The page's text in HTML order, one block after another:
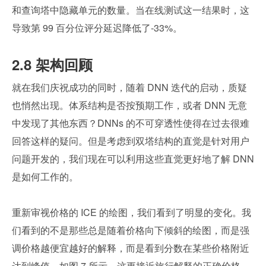
和查询塔中隐藏单元的数量。当在线测试这一结果时，这
导致第 99 百分位评分延迟降低了-33%。
2.8 架构回顾
就在我们庆祝成功的同时，随着 DNN 迭代的启动，质疑
也悄然出现。体系结构是否按预期工作，或者 DNN 无意
中发现了其他东西？DNNs 的不可穿透性使得在过去很难
回答这样的疑问。但是考虑到双塔结构的直觉是针对用户
问题开发的，我们现在可以利用这些直觉更好地了解 DNN
是如何工作的。
重新审视价格的 ICE 的绘图，我们看到了明显的变化。我
们看到的不是那些总是随着价格向下倾斜的绘图，而是强
调价格越便宜越好的解释，而是看到分数在某些价格附近